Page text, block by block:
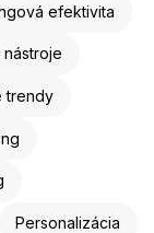
efektivita
trendy
Personalizácia